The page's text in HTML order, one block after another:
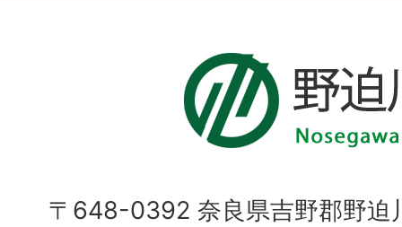
〒648-0392 奈良県吉野郡野迫